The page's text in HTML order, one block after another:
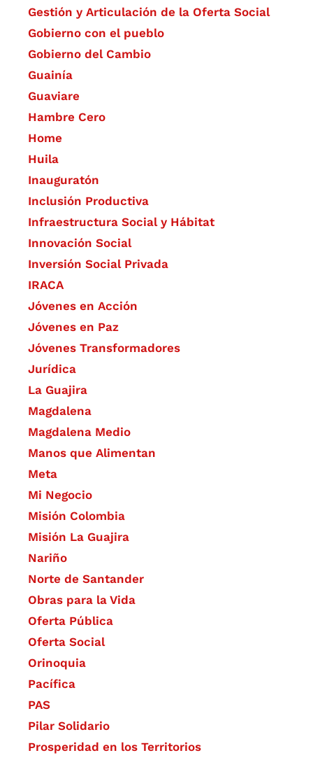
Gestión y Articulación de la Oferta Social
Gobierno con el pueblo
Gobierno del Cambio
Guainía
Guaviare
Hambre Cero
Home
Huila
Inauguratón
Inclusión Productiva
Infraestructura Social y Hábitat
​Innovación Social
Inversión Social Privada
IRACA
Jóvenes en Acción
Jóvenes en Paz
Jóvenes Transformadores
Jurídica
La Guajira
Magdalena
Magdalena Medio
Manos que Alimentan
Meta
Mi Negocio
Misión Colombia
Misión La Guajira
Nariño
Norte de Santander
Obras para la Vida
Oferta Pública
Oferta Social​​
Orinoquia
Pacífica
PAS
Pilar Solidario
Prosperidad en los Territorios